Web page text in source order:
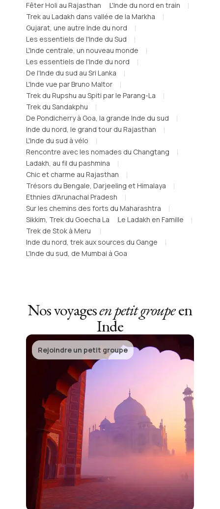
Fêter Holi au Rajasthan
L'Inde du nord en train
Trek au Ladakh dans vallée de la Markha
Gujarat, une autre Inde du nord
Les essentiels de l'Inde du Sud
L'Inde centrale, un nouveau monde
Les essentiels de l'Inde du nord
De l'Inde du sud au Sri Lanka
L'Inde vue par Bruno Maltor
Trek du Rupshu au Spiti par le Parang-La
Trek du Sandakphu
De Pondicherry à Goa, la grande Inde du sud
Inde du nord, le grand tour du Rajasthan
L'Inde du sud à vélo
Rencontre avec les nomades du Changtang
Ladakh, au fil du pashmina
Chic et charme au Rajasthan
Trésors du Bengale, Darjeeling et Himalaya
Ethnies d'Arunachal Pradesh
Sur les chemins des forts du Maharashtra
Sikkim, Trek du Goecha La
Le Ladakh en Famille
Trek de Stok à Meru
Inde du nord, trek aux sources du Gange
L'Inde du sud, de Mumbai à Goa
Nos voyagesen petit groupeen
Inde
Rejoindre un petit groupe